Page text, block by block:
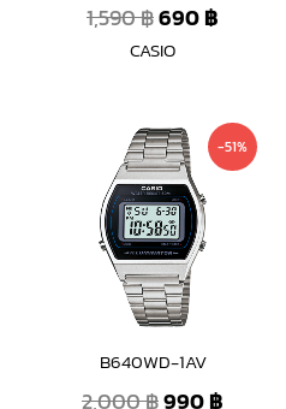
1,590฿690฿
CASIO
-51%
B640WD-1AV
2,000฿
Original
price
was:
2,000 ฿.
990฿
Current
price